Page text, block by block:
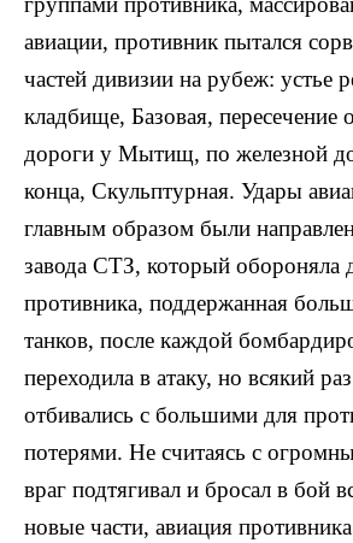
авиации, противник пытался
частей дивизии на рубеж: устье
кладбище, Базовая, пересечение
дороги у Мытищ, по железной
конца, Скульптурная. Удары
главным образом были
завода СТЗ, который обороняла
противника, поддержанная
танков, после каждой
переходила в атаку, но всякий
отбивались с большими для
потерями. Не считаясь с
враг подтягивал и бросал в бой
новые части, авиация